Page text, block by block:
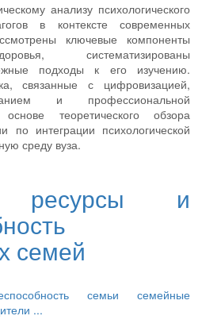
анализу психологического
в контексте современных
ключевые компоненты
систематизированы
подходы к его изучению.
связанные с цифровизацией,
и профессиональной
теоретического обзора
по интеграции психологической
среду вуза.
ресурсы и
семей
семьи семейные
...